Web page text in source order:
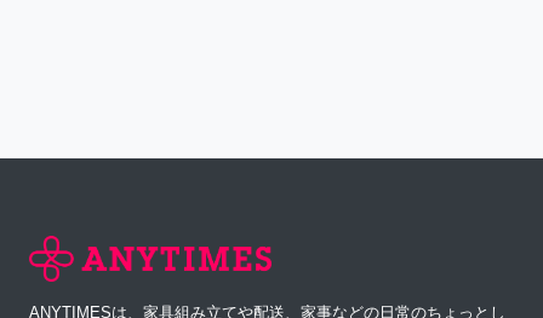
ANYTIMESは、家具組み立てや配送、家事などの日常のちょっとし